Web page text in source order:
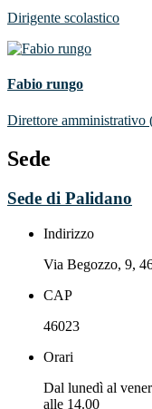
Dirigente scolastico
Fabio rungo
Direttore amministrativo
Sede
Sede di Palidano
Indirizzo
Via Begozzo, 9,
CAP
46023
Orari
Dal lunedì al
alle 14.00